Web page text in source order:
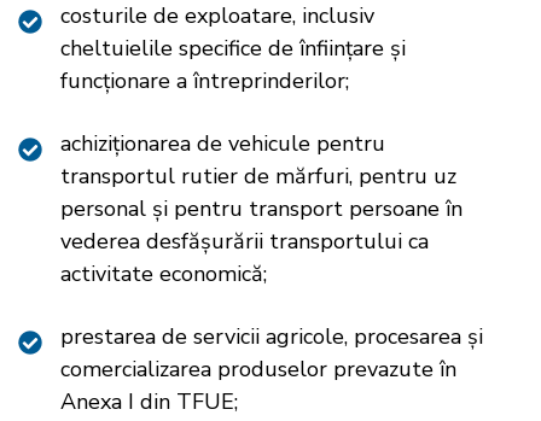
costurile de exploatare, inclusiv
cheltuielile specifice de înfiinţare şi
funcţionare a întreprinderilor;
achiziţionarea de vehicule pentru
transportul rutier de mărfuri, pentru uz
personal şi pentru transport persoane în
vederea desfășurării transportului ca
activitate economică;
prestarea de servicii agricole, procesarea şi
comercializarea produselor prevazute în
Anexa I din TFUE;